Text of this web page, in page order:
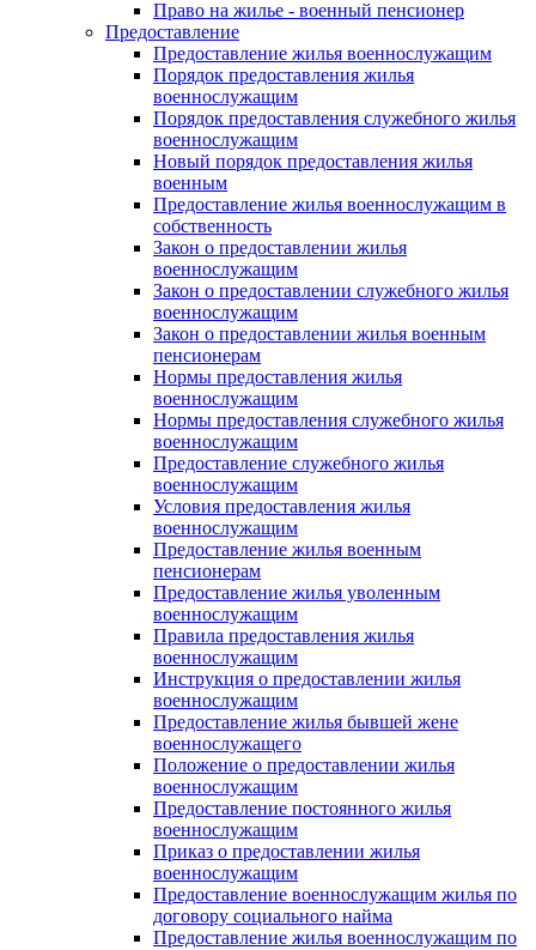
Право на жилье - военный пенсионер
Предоставление
Предоставление жилья военнослужащим
Порядок предоставления жилья
военнослужащим
Порядок предоставления служебного жилья
военнослужащим
Новый порядок предоставления жилья
военным
Предоставление жилья военнослужащим в
собственность
Закон о предоставлении жилья
военнослужащим
Закон о предоставлении служебного жилья
военнослужащим
Закон о предоставлении жилья военным
пенсионерам
Нормы предоставления жилья
военнослужащим
Нормы предоставления служебного жилья
военнослужащим
Предоставление служебного жилья
военнослужащим
Условия предоставления жилья
военнослужащим
Предоставление жилья военным
пенсионерам
Предоставление жилья уволенным
военнослужащим
Правила предоставления жилья
военнослужащим
Инструкция о предоставлении жилья
военнослужащим
Предоставление жилья бывшей жене
военнослужащего
Положение о предоставлении жилья
военнослужащим
Предоставление постоянного жилья
военнослужащим
Приказ о предоставлении жилья
военнослужащим
Предоставление военнослужащим жилья по
договору социального найма
Предоставление жилья военнослужащим по